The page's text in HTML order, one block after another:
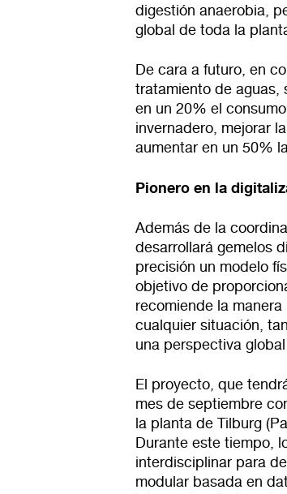
digestión anaerobia,
global de toda la
De cara a futuro, en
tratamiento de aguas,
en un 20% el
invernadero, mejorar
aumentar en un 50%
Pionero en la
Además de la
desarrollará gemelos
precisión un modelo
objetivo de
recomiende la
cualquier situación,
una perspectiva
El proyecto, que
mes de septiembre
la planta de Tilburg
Durante este tiempo,
interdisciplinar para
modular basada en